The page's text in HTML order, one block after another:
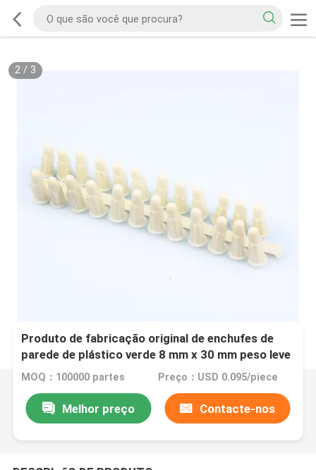
2/ 3
Produto de fabricação original de enchufes de
parede de plástico verde 8 mm x 30 mm peso leve
ISO9001
MOQ：100000 partes Preço：USD 0.095/piece
Melhor preço Contacte-nos